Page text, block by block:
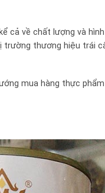
cả về chất lượng và
trường thương hiệu trái
mua hàng thực